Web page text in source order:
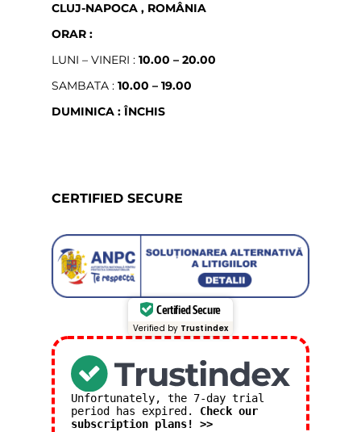
CLUJ-NAPOCA , ROMÂNIA
ORAR :
LUNI – VINERI : 10.00 – 20.00
SAMBATA : 10.00 – 19.00
DUMINICA : ÎNCHIS
CERTIFIED SECURE
Certified Secure
Verified by Trustindex
Unfortunately, the 7-day trial
period has expired. Check our
subscription plans! >>